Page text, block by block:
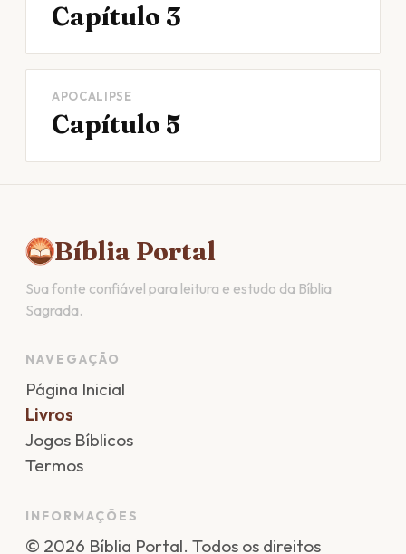
Capítulo 3
APOCALIPSE
Capítulo 5
Bíblia Portal
Sua fonte confiável para leitura e estudo da Bíblia
Sagrada.
NAVEGAÇÃO
Página Inicial
Livros
Jogos Bíblicos
Termos
INFORMAÇÕES
© 2026 Bíblia Portal. Todos os direitos